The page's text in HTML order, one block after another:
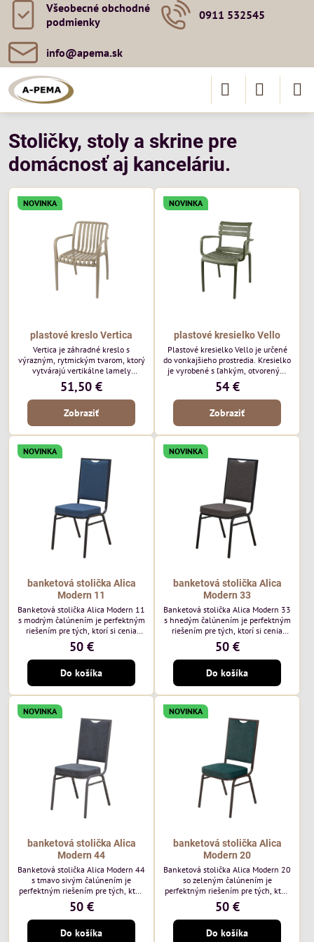
Všeobecné obchodné
podmienky
0911 532545
info​@apema​.sk
Stoličky, stoly a skrine pre
domácnosť aj kanceláriu.
NOVINKA
plastové kreslo Vertica
Vertica je záhradné kreslo s
výrazným, rytmickým tvarom, ktorý
vytvárajú vertikálne lamely
operadla a sedadla. Jej otvorený
dizajn jej dodáva ľahký, vzdušný
vzhľad a robí z nej perfektný
doplnok moderných vonkajších
pozornosť svojimi detailmi bez toho,
aby dominoval priestoru. Bude
vyzerať skvele vo vonkajších
jedálenských priestoroch, pri
bistrových stoloch a v...
51,50 €
Zobraziť
NOVINKA
plastové kresielko Vello
Plastové kresielko Vello je určené
do vonkajšieho prostredia. Kresielko
je vyrobené s ľahkým, otvoreným
tvarom a jemne kontúrovanými
líniami. Horizontálne lamely
operadla a jemne zaoblené
podrúčky dodávajú kresielku
ležérny, letný nádych. Tento model
bude vyzerať skvele vo vonkajších
jedálenských priestoroch, pri
reštauračných stoloch a v
bistrových priestoroch.
54 €
Zobraziť
NOVINKA
banketová stolička Alica
Modern 11
Banketová stolička Alica Modern 11
s modrým čalúnením je perfektným
riešením pre tých, ktorí si cenia
vysokú kvalitu a jedinečný dizajn.
Stolička je výnimočná použitím
vysoko kvalitného modrého
čalúnenia Mossa 79 od poľského
výrobcu Davis ktorého látka má
hmotnosť 325 g/m², čo zaručuje
výnimočnú odolnosť a pohodlie.
Okrem toho je látka vybavená
technológiou Easy-Clean, vďaka
ktorej sa ľahko...
50 €
Do košíka
NOVINKA
banketová stolička Alica
Modern 33
Banketová stolička Alica Modern 33
s hnedým čalúnením je perfektným
riešením pre tých, ktorí si cenia
vysokú kvalitu a jedinečný dizajn.
Stolička je výnimočná použitím
vysoko kvalitného hnedého
čalúnenia Mossa 29 od poľského
výrobcu Davis ktorého látka má
hmotnosť 325 g/m², čo zaručuje
výnimočnú odolnosť a pohodlie.
Okrem toho je látka vybavená
technológiou Easy-Clean, vďaka
ktorej sa ľahko...
50 €
Do košíka
NOVINKA
banketová stolička Alica
Modern 44
Banketová stolička Alica Modern 44
s tmavo sivým čalúnením je
perfektným riešením pre tých, ktorí
si cenia vysokú kvalitu a jedinečný
dizajn. Stolička je výnimočná
použitím vysoko kvalitného tmavo
sivého zamatového čalúnenia od
50 €
Do košíka
NOVINKA
banketová stolička Alica
Modern 20
Banketová stolička Alica Modern 20
so zeleným čalúnením je
perfektným riešením pre tých, ktorí
si cenia vysokú kvalitu a jedinečný
dizajn. Stolička je výnimočná
použitím vysoko kvalitného tmavo
zeleného zamatového čalúnenia od
50 €
Do košíka